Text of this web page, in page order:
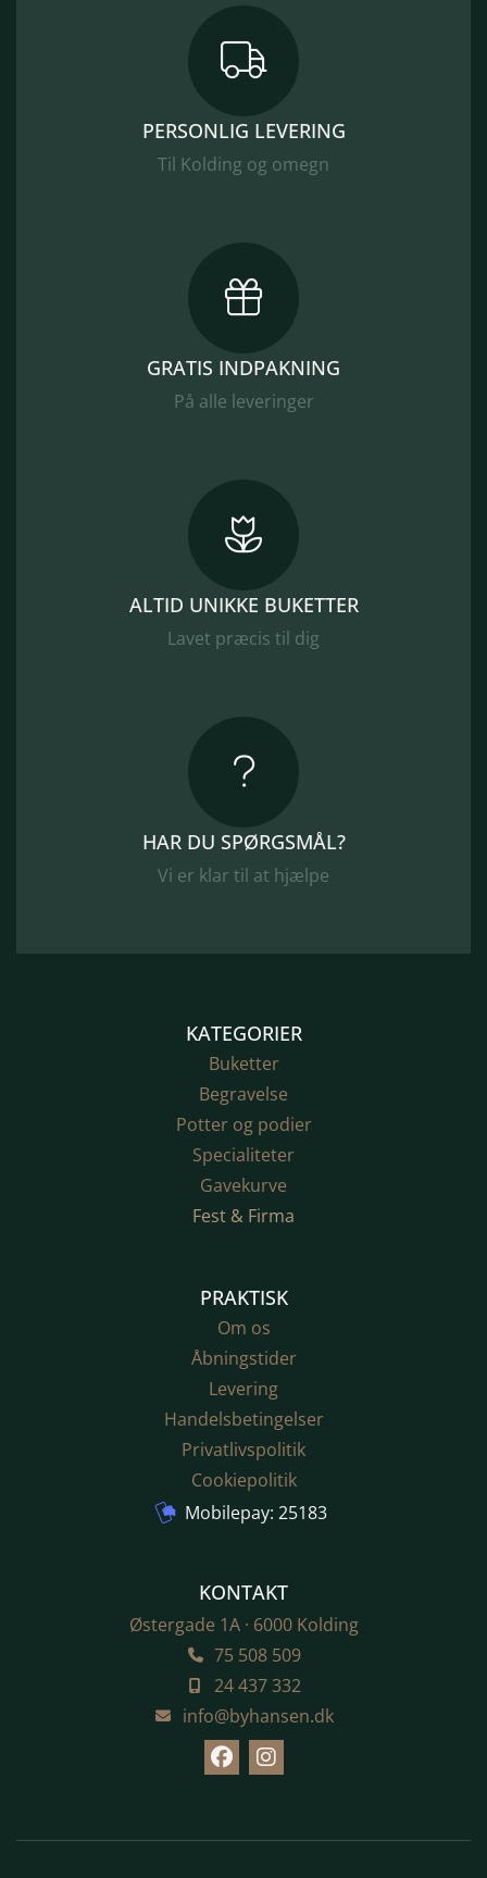
PERSONLIG LEVERING
Til Kolding og omegn
GRATIS INDPAKNING
På alle leveringer
ALTID UNIKKE BUKETTER
Lavet præcis til dig
HAR DU SPØRGSMÅL?
Vi er klar til at hjælpe
KATEGORIER
Buketter
Begravelse
Potter og podier
Specialiteter
Gavekurve
Fest & Firma
PRAKTISK
Om os
Åbningstider
Levering
Handelsbetingelser
Privatlivs­politik
Cookiepolitik
Mobilepay: 25183
KONTAKT
Østergade 1A · 6000 Kolding
75 508 509
24 437 332
info@byhansen.dk